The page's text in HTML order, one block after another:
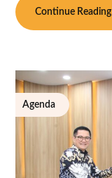
Continue Reading
Agenda